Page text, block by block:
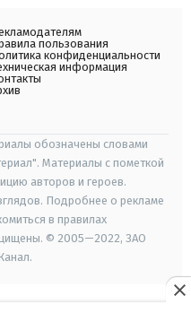
пользования
конфиденциальности
информация
обозначены словами
Материалы с пометкой
авторов и героев.
Подробнее о рекламе
в правилах
© 2005—2022, ЗАО